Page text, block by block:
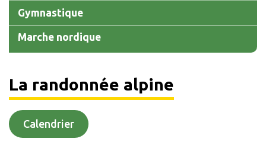
Gymnastique
Marche nordique
La randonnée alpine
Calendrier